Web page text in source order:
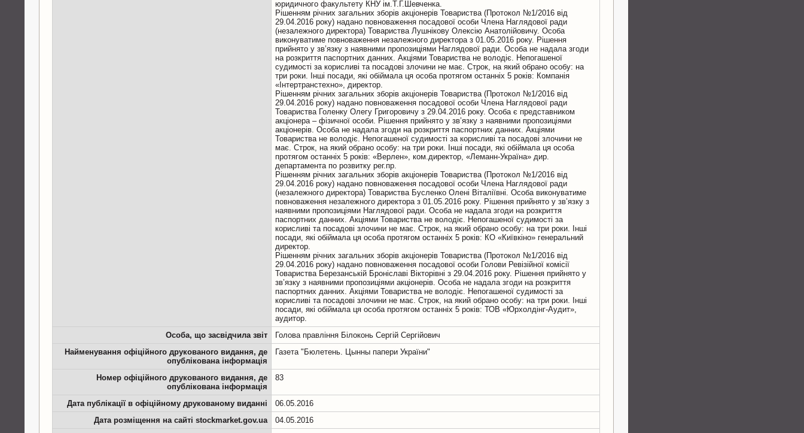
юридичного факультету КНУ ім.Т.Г.Шевченка.
Рiшенням річних загальних зборів акціонерів Товариства (Протокол №1/2016 вiд
29.04.2016 року) надано повноваження посадової особи Члена Наглядової ради
(незалежного директора) Товариства Лушнікову Олексію Анатолійовичу. Особа
виконуватиме повноваження незалежного директора з 01.05.2016 року. Рішення
прийнято у зв’язку з наявними пропозиціями Наглядової ради. Особа не надала згоди
на розкриття паспортних данних. Акціями Товариства не володіє. Непогашеної
судимостi за корисливi та посадовi злочини не має. Cтрок, на який обрано особу: на
три роки. Iншi посади, якi обiймала ця особа протягом останніх 5 років: Компанія
«Інтертранстехно», директор.
Рiшенням річних загальних зборів акціонерів Товариства (Протокол №1/2016 вiд
29.04.2016 року) надано повноваження посадової особи Члена Наглядової ради
Товариства Голенку Олегу Григоровичу з 29.04.2016 року. Особа є представником
акціонера – фізичної особи. Рішення прийнято у зв’язку з наявними пропозиціями
акціонерів. Особа не надала згоди на розкриття паспортних данних. Акціями
Товариства не володіє. Непогашеної судимостi за корисливi та посадовi злочини не
має. Cтрок, на який обрано особу: на три роки. Iншi посади, якi обiймала ця особа
протягом останніх 5 років: «Верлен», ком.директор, «Леманн-Україна» дир.
департамента по розвитку рег.пр.
Рiшенням річних загальних зборів акціонерів Товариства (Протокол №1/2016 вiд
29.04.2016 року) надано повноваження посадової особи Члена Наглядової ради
(незалежного директора) Товариства Бусленко Олені Віталіївні. Особа виконуватиме
повноваження незалежного директора з 01.05.2016 року. Рішення прийнято у зв’язку з
наявними пропозиціями Наглядової ради. Особа не надала згоди на розкриття
паспортних данних. Акціями Товариства не володіє. Непогашеної судимостi за
корисливi та посадовi злочини не має. Cтрок, на який обрано особу: на три роки. Iншi
посади, якi обiймала ця особа протягом останніх 5 років: КО «Київкіно» генеральний
директор.
Рiшенням річних загальних зборів акціонерів Товариства (Протокол №1/2016 вiд
29.04.2016 року) надано повноваження посадової особи Голови Ревізійної комісії
Товариства Березанській Броніславі Вікторівні з 29.04.2016 року. Рішення прийнято у
зв’язку з наявними пропозиціями акціонерів. Особа не надала згоди на розкриття
паспортних данних. Акціями Товариства не володіє. Непогашеної судимостi за
корисливi та посадовi злочини не має. Cтрок, на який обрано особу: на три роки. Iншi
посади, якi обiймала ця особа протягом останніх 5 років: ТОВ «Юрхолдінг-Аудит»,
Особа, що засвідчила звіт
Голова правління Білоконь Сергій Сергійович
Найменування офіційного друкованого видання, де
опублікована інформація
Газета "Бюлетень. Цынны папери України"
Номер офіційного друкованого видання, де
опублікована інформація
83
Дата публікації в офіційному друкованому виданні
06.05.2016
Дата розміщення на сайті stockmarket.gov.ua
04.05.2016